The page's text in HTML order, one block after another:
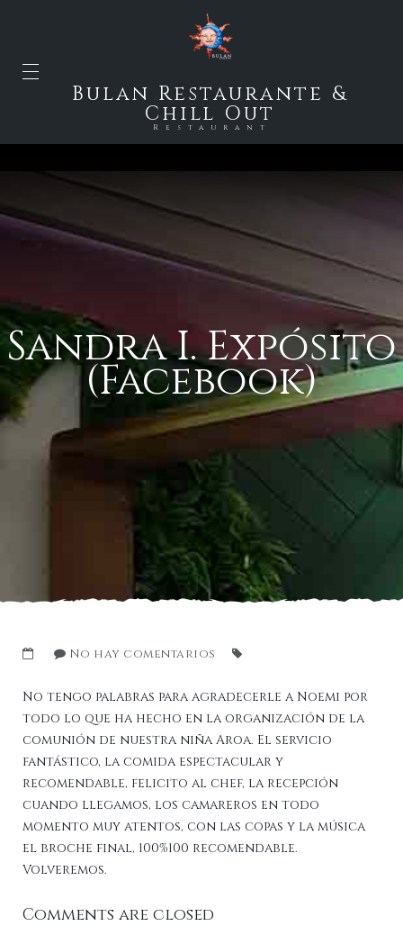
Bulan Restaurante &
Chill Out
Restaurant
Sandra I. Expósito
(Facebook)
No hay comentarios
No tengo palabras para agradecerle a Noemi por
todo lo que ha hecho en la organización de la
comunión de nuestra niña Aroa. El servicio
fantástico, la comida espectacular y
recomendable, felicito al chef, la recepción
cuando llegamos, los camareros en todo
momento muy atentos, con las copas y la música
el broche final, 100%100 recomendable.
Volveremos.
Comments are closed